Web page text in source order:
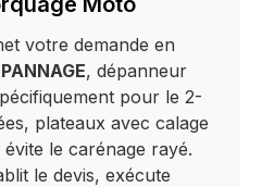
votre demande en
, dépanneur
pour le 2-
plateaux avec calage
le carénage rayé.
le devis, exécute